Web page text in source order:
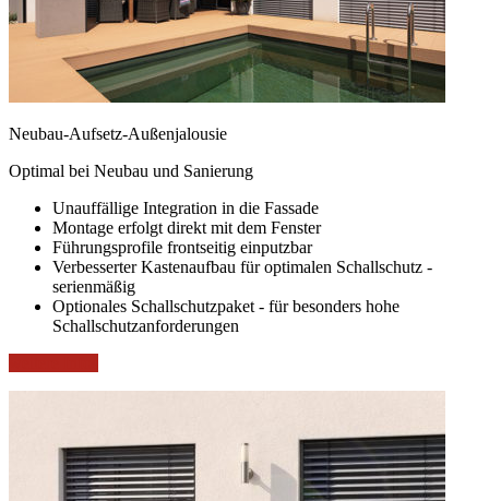
Neubau-Aufsetz-Außenjalousie
Optimal bei Neubau und Sanierung
Unauffällige Integration in die Fassade
Montage erfolgt direkt mit dem Fenster
Führungsprofile frontseitig einputzbar
Verbesserter Kastenaufbau für optimalen Schallschutz -
serienmäßig
Optionales Schallschutzpaket - für besonders hohe
Schallschutzanforderungen